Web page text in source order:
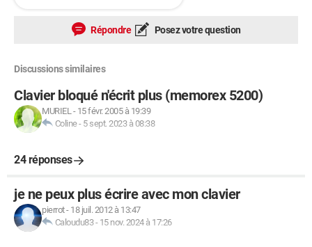
	margin-left:-8px;
	width:101.15%;
	height:57px;
	position:fixed;
}
{
	display:inline-block;
}
Répondre Posez votre question
Discussions similaires
Clavier bloqué n'écrit plus (memorex 5200)
MURIEL- 15 févr. 2005 à 19:39
Coline- 5 sept. 2023 à 08:38
24 réponses
je ne peux plus écrire avec mon clavier
pierrot- 18 juil. 2012 à 13:47
Caloudu83- 15 nov. 2024 à 17:26